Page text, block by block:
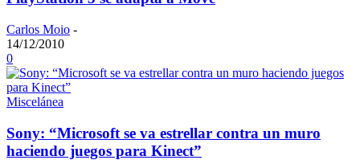
Carlos Moio -
14/12/2010
0
Miscelánea
Sony: “Microsoft se va estrellar contra un muro
haciendo juegos para Kinect”